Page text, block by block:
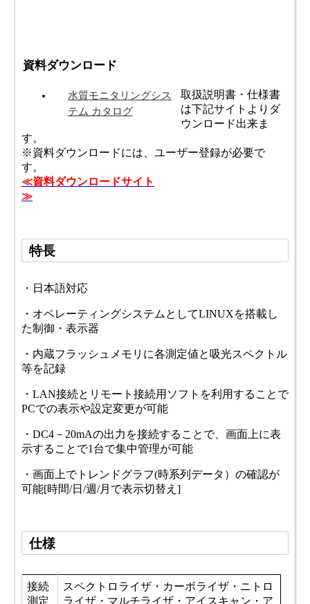
資料ダウンロード
水質モニタリングシス
テム カタログ
取扱説明書・仕様書
は下記サイトよりダ
ウンロード出来ま
す。
※資料ダウンロードには、ユーザー登録が必要で
す。
≪資料ダウンロードサイト
≫
特長
・日本語対応
・オペレーティングシステムとしてLINUXを搭載し
た制御・表示器
・内蔵フラッシュメモリに各測定値と吸光スペクトル
等を記録
・LAN接続とリモート接続用ソフトを利用することで
PCでの表示や設定変更が可能
・DC4－20mAの出力を接続することで、画面上に表
示することで1台で集中管理が可能
・画面上でトレンドグラフ(時系列データ）の確認が
可能[時間/日/週/月で表示切替え]
仕様
接続
測定
スペクトロライザ・カーボライザ・ニトロ
ライザ・マルチライザ・アイスキャン・ア